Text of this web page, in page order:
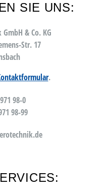
SIE UNS:
& Co. KG
Str. 17
.
98-0
98-99